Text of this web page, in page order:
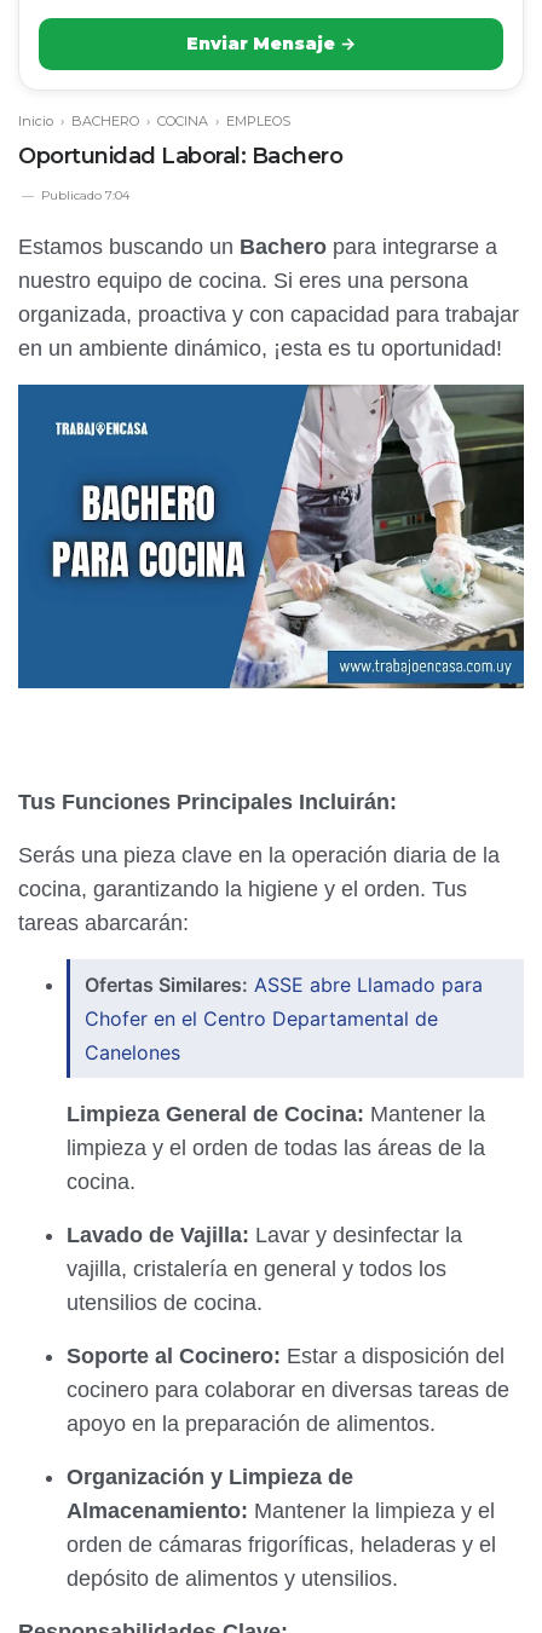
Enviar Mensaje →
Inicio › BACHERO › COCINA › EMPLEOS
Oportunidad Laboral: Bachero
Publicado 7:04
Estamos buscando un Bachero para integrarse a
nuestro equipo de cocina. Si eres una persona
organizada, proactiva y con capacidad para trabajar
en un ambiente dinámico, ¡esta es tu oportunidad!
Tus Funciones Principales Incluirán:
Serás una pieza clave en la operación diaria de la
cocina, garantizando la higiene y el orden. Tus
tareas abarcarán:
Ofertas Similares: ASSE abre Llamado para
Chofer en el Centro Departamental de
Canelones
Limpieza General de Cocina: Mantener la
limpieza y el orden de todas las áreas de la
cocina.
Lavado de Vajilla: Lavar y desinfectar la
vajilla, cristalería en general y todos los
utensilios de cocina.
Soporte al Cocinero: Estar a disposición del
cocinero para colaborar en diversas tareas de
apoyo en la preparación de alimentos.
Organización y Limpieza de
Almacenamiento: Mantener la limpieza y el
orden de cámaras frigoríficas, heladeras y el
depósito de alimentos y utensilios.